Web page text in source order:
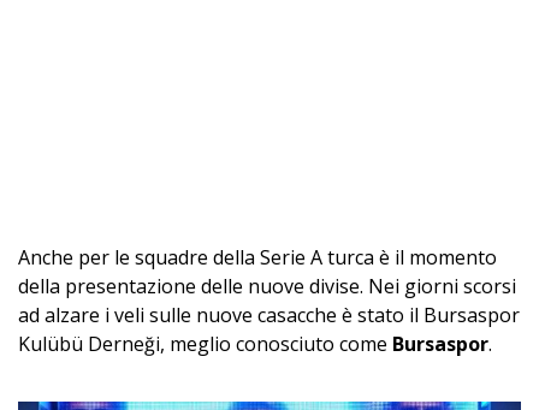
Anche per le squadre della Serie A turca è il momento
della presentazione delle nuove divise. Nei giorni scorsi
ad alzare i veli sulle nuove casacche è stato il Bursaspor
Kulübü Derneği, meglio conosciuto come Bursaspor.